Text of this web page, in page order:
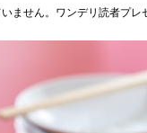
ません。ワンデリ読者プ